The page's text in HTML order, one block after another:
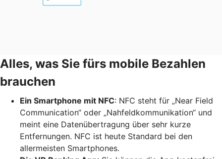
Alles, was Sie fürs mobile Bezahlen
brauchen
Ein Smartphone mit NFC: NFC steht für „Near Field
Communication“ oder „Nahfeldkommunikation“ und
meint eine Datenübertragung über sehr kurze
Entfernungen. NFC ist heute Standard bei den
allermeisten Smartphones.